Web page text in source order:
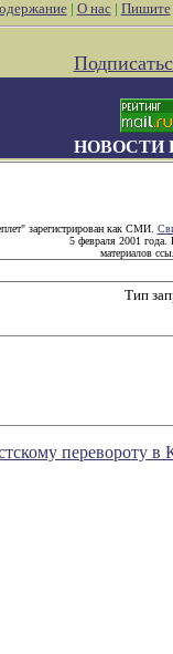
| О нас| Пишите
НОВОСТИ
зарегистрирован как СМИ.
5 февраля 2001 года.
материалов
Тип
перевороту в